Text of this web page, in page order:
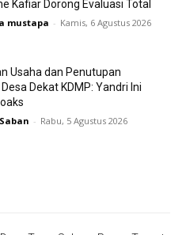
Kafiar Dorong Evaluasi Total
mustapa - Kamis, 6 Agustus 2026
Usaha dan Penutupan
Dekat KDMP: Yandri Ini
- Rabu, 5 Agustus 2026